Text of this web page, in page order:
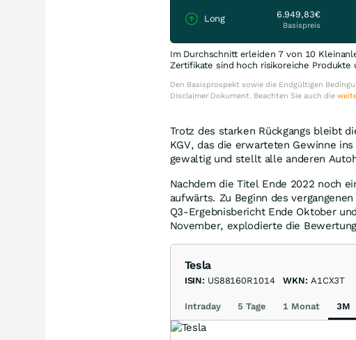
Long 6.949,83€
Basispreis
Im Durchschnitt erleiden 7 von 10
Zertifikate sind hoch risikoreiche
Den Basisprospekt sowie die Endgültigen
Disclaimer Dokument. Beachten Sie auch die
Trotz des starken Rückgangs bleibt
KGV, das die erwarteten Gewinne
gewaltig und stellt alle anderen
Nachdem die Titel Ende 2022 noch
aufwärts. Zu Beginn des
Q3-Ergebnisbericht Ende Oktober
November, explodierte die
Tesla
ISIN: US88160R1014 WKN: A1CX3T
Intraday 5 Tage 1 Monat 3M